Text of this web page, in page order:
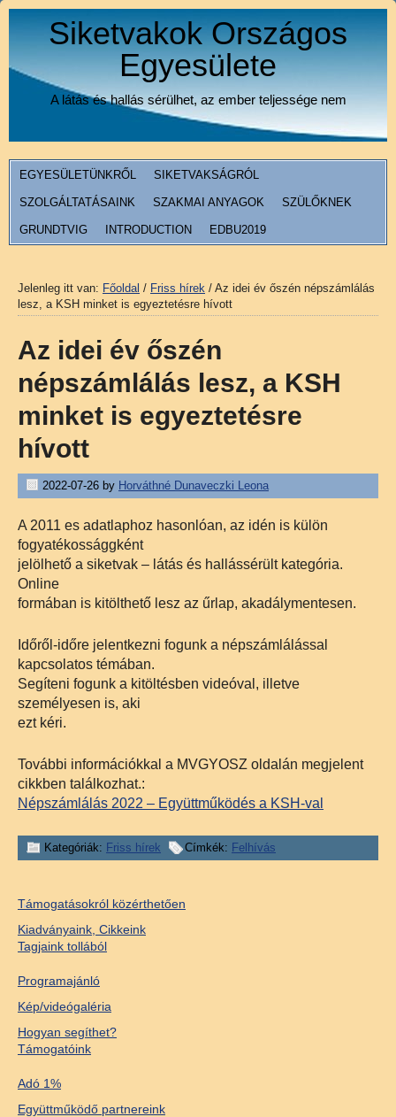
Siketvakok Országos
Egyesülete
A látás és hallás sérülhet, az ember teljessége nem
EGYESÜLETÜNKRŐL SIKETVAKSÁGRÓL
SZOLGÁLTATÁSAINK SZAKMAI ANYAGOK SZÜLŐKNEK
GRUNDTVIG INTRODUCTION EDBU2019
Jelenleg itt van: Főoldal / Friss hírek / Az idei év őszén népszámlálás
lesz, a KSH minket is egyeztetésre hívott
Az idei év őszén
népszámlálás lesz, a KSH
minket is egyeztetésre
hívott
2022-07-26 by Horváthné Dunaveczki Leona
A 2011 es adatlaphoz hasonlóan, az idén is külön
fogyatékossággként
jelölhető a siketvak – látás és hallássérült kategória.
Online
formában is kitölthető lesz az űrlap, akadálymentesen.
Időről-időre jelentkezni fogunk a népszámlálással
kapcsolatos témában.
Segíteni fogunk a kitöltésben videóval, illetve
személyesen is, aki
ezt kéri.
További információkkal a MVGYOSZ oldalán megjelent
cikkben találkozhat.:
Népszámlálás 2022 – Együttműködés a KSH-val
Kategóriák: Friss hírek Címkék: Felhívás
Támogatásokról közérthetően
Kiadványaink, Cikkeink
Tagjaink tollából
Programajánló
Kép/videógaléria
Hogyan segíthet?
Támogatóink
Adó 1%
Együttműködő partnereink